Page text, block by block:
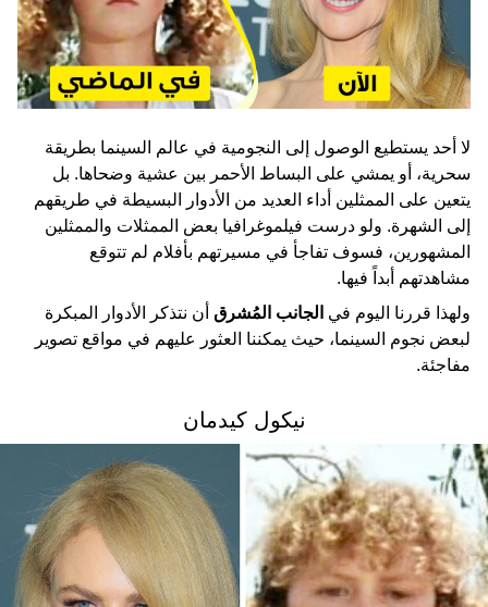
لا أحد يستطيع الوصول إلى النجومية في عالم السينما بطريقة
سحرية، أو يمشي على البساط الأحمر بين عشية وضحاها. بل
يتعين على الممثلين أداء العديد من الأدوار البسيطة في طريقهم
إلى الشهرة. ولو درست فيلموغرافيا بعض الممثلات والممثلين
المشهورين، فسوف تفاجأ في مسيرتهم بأفلام لم تتوقع
مشاهدتهم أبداً فيها.
ولهذا قررنا اليوم في الجانب المُشرق أن نتذكر الأدوار المبكرة
لبعض نجوم السينما، حيث يمكننا العثور عليهم في مواقع تصوير
مفاجئة.
نيكول كيدمان